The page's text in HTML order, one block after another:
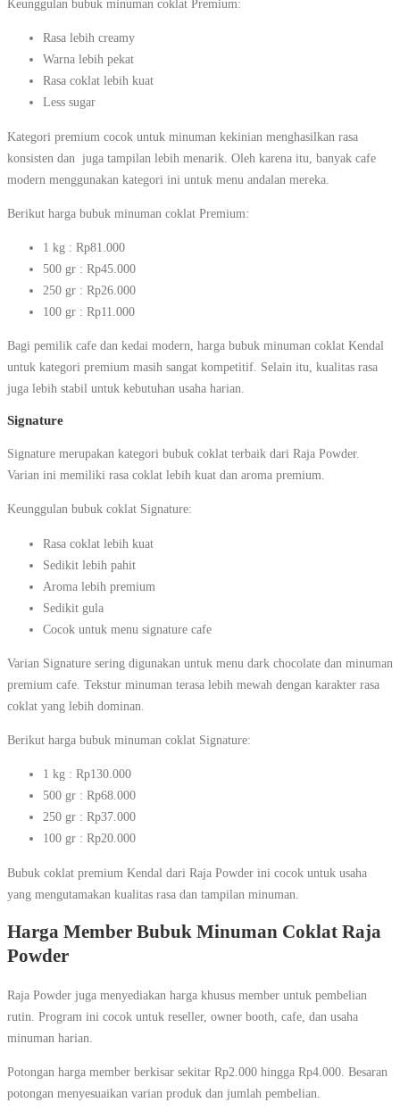
Keunggulan bubuk minuman coklat Premium:
Rasa lebih creamy
Warna lebih pekat
Rasa coklat lebih kuat
Less sugar
Kategori premium cocok untuk minuman kekinian menghasilkan rasa
konsisten dan juga tampilan lebih menarik. Oleh karena itu, banyak cafe
modern menggunakan kategori ini untuk menu andalan mereka.
Berikut harga bubuk minuman coklat Premium:
1 kg : Rp81.000
500 gr : Rp45.000
250 gr : Rp26.000
100 gr : Rp11.000
Bagi pemilik cafe dan kedai modern, harga bubuk minuman coklat Kendal
untuk kategori premium masih sangat kompetitif. Selain itu, kualitas rasa
juga lebih stabil untuk kebutuhan usaha harian.
Signature
Signature merupakan kategori bubuk coklat terbaik dari Raja Powder.
Varian ini memiliki rasa coklat lebih kuat dan aroma premium.
Keunggulan bubuk coklat Signature:
Rasa coklat lebih kuat
Sedikit lebih pahit
Aroma lebih premium
Sedikit gula
Cocok untuk menu signature cafe
Varian Signature sering digunakan untuk menu dark chocolate dan minuman
premium cafe. Tekstur minuman terasa lebih mewah dengan karakter rasa
coklat yang lebih dominan.
Berikut harga bubuk minuman coklat Signature:
1 kg : Rp130.000
500 gr : Rp68.000
250 gr : Rp37.000
100 gr : Rp20.000
Bubuk coklat premium Kendal dari Raja Powder ini cocok untuk usaha
yang mengutamakan kualitas rasa dan tampilan minuman.
Harga Member Bubuk Minuman Coklat Raja
Powder
Raja Powder juga menyediakan harga khusus member untuk pembelian
rutin. Program ini cocok untuk reseller, owner booth, cafe, dan usaha
minuman harian.
Potongan harga member berkisar sekitar Rp2.000 hingga Rp4.000. Besaran
potongan menyesuaikan varian produk dan jumlah pembelian.